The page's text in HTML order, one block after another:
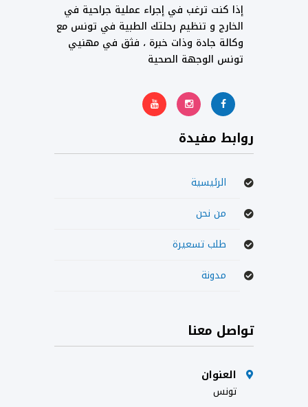
إذا كنت ترغب في إجراء عملية جراحية في
الخارج و تنظيم رحلتك الطبية في تونس مع
وكالة جادة وذات خبرة ، فثق في مهنيي
تونس الوجهة الصحية
روابط مفيدة
الرئيسية
من نحن
طلب تسعيرة
مدونة
تواصل معنا
العنوان
تونس